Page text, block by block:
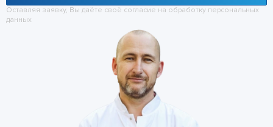
Оставляя заявку, Вы даёте своё согласие на обработку персональных
данных